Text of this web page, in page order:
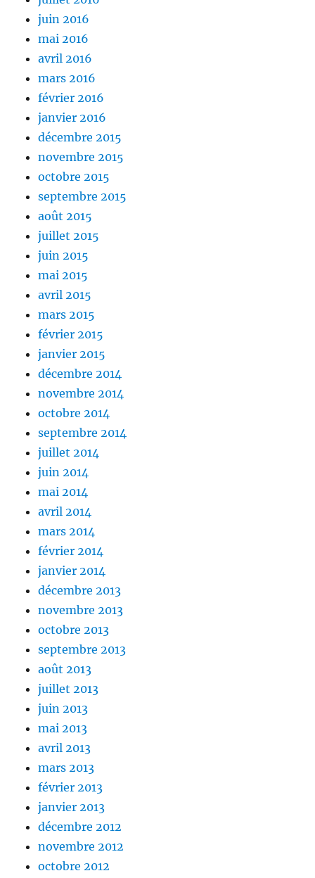
juin 2016
mai 2016
avril 2016
mars 2016
février 2016
janvier 2016
décembre 2015
novembre 2015
octobre 2015
septembre 2015
août 2015
juillet 2015
juin 2015
mai 2015
avril 2015
mars 2015
février 2015
janvier 2015
décembre 2014
novembre 2014
octobre 2014
septembre 2014
juillet 2014
juin 2014
mai 2014
avril 2014
mars 2014
février 2014
janvier 2014
décembre 2013
novembre 2013
octobre 2013
septembre 2013
août 2013
juillet 2013
juin 2013
mai 2013
avril 2013
mars 2013
février 2013
janvier 2013
décembre 2012
novembre 2012
octobre 2012